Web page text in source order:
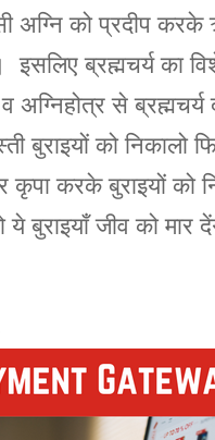
अग्नि को प्रदीप करके
इसलिए ब्रह्मचर्य का
अग्निहोत्र से ब्रह्मचर्य
बुराइयों को निकालो
कृपा करके बुराइयों को
बुराइयाँ जीव को मार